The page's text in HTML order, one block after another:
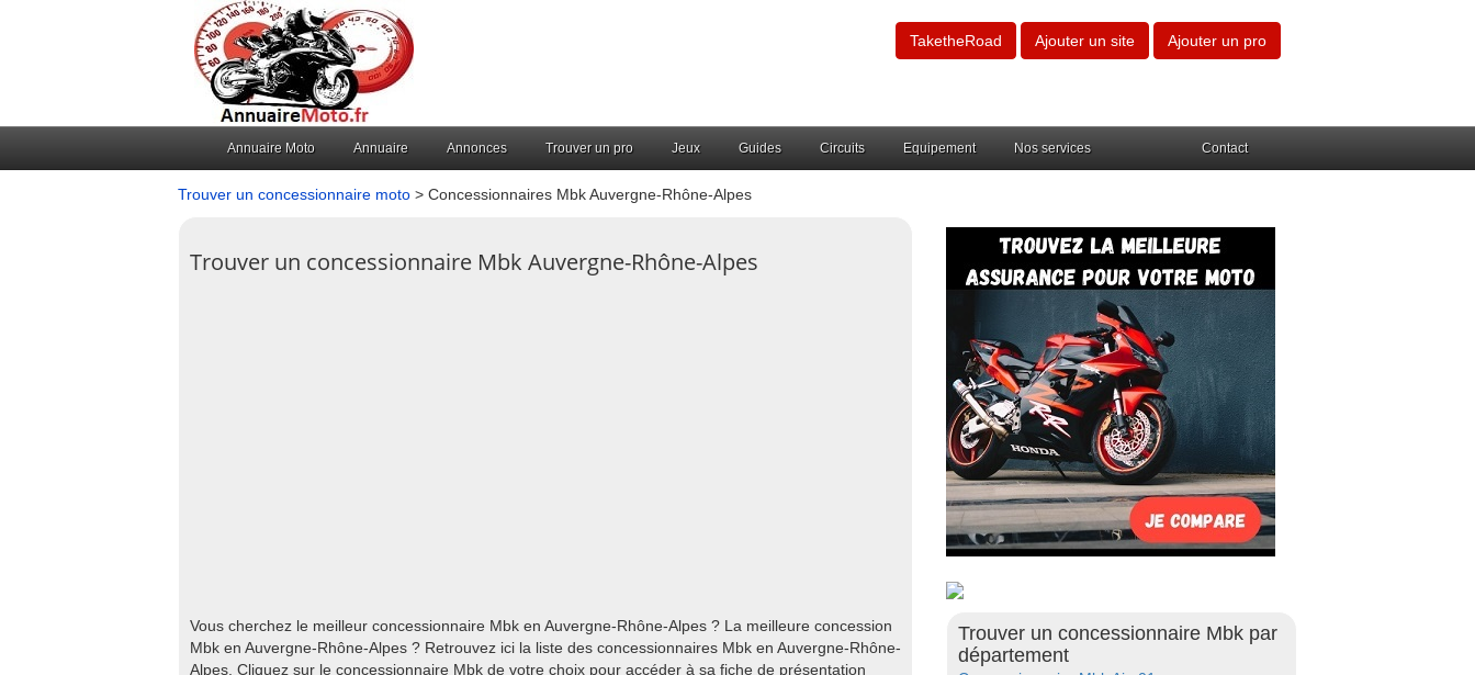
TaketheRoad Ajouter un site Ajouter un pro
Annuaire Moto Annuaire Annonces Trouver un pro Jeux Guides Circuits Equipement Nos services Contact
Trouver un concessionnaire moto > Concessionnaires Mbk Auvergne-Rhône-Alpes
Trouver un concessionnaire Mbk Auvergne-Rhône-Alpes
Vous cherchez le meilleur concessionnaire Mbk en Auvergne-Rhône-Alpes ? La meilleure concession
Mbk en Auvergne-Rhône-Alpes ? Retrouvez ici la liste des concessionnaires Mbk en Auvergne-Rhône-
Alpes. Cliquez sur le concessionnaire Mbk de votre choix pour accéder à sa fiche de présentation
Trouver un concessionnaire Mbk par
département